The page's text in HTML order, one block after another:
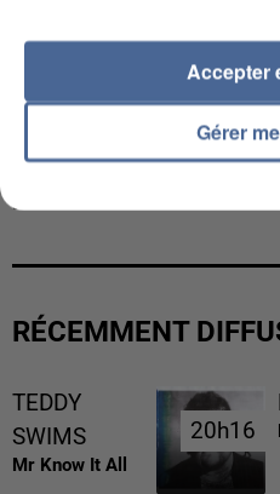
MAFIA INTERPELLÉ EN
RÉCEMMENT
TEDDY
SWIMS
Mr Know It All
20h16
20h16
Gérer
Accepter